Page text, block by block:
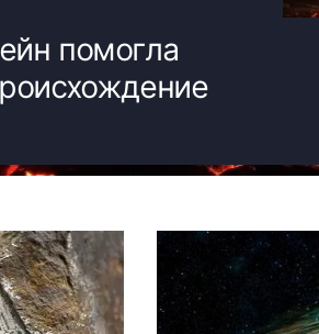
помогла